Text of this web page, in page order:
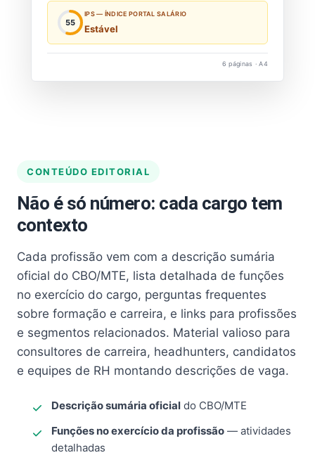
55
IPS — ÍNDICE PORTAL SALÁRIO
Estável
6 páginas · A4
CONTEÚDO EDITORIAL
Não é só número: cada cargo tem
contexto
Cada profissão vem com a descrição sumária
oficial do CBO/MTE, lista detalhada de funções
no exercício do cargo, perguntas frequentes
sobre formação e carreira, e links para profissões
e segmentos relacionados. Material valioso para
consultores de carreira, headhunters, candidatos
e equipes de RH montando descrições de vaga.
Descrição sumária oficial do CBO/MTE
Funções no exercício da profissão — atividades
detalhadas